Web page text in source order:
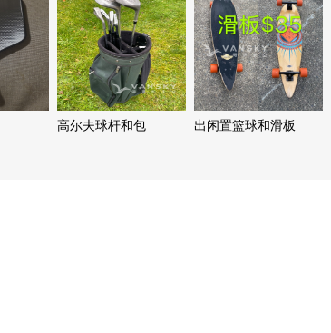
高尔夫球杆和包 出闲置篮球和滑板